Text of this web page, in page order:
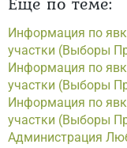
Информация по
участки (Выборы
Информация по
участки (Выборы
Информация по
участки (Выборы
Администрация